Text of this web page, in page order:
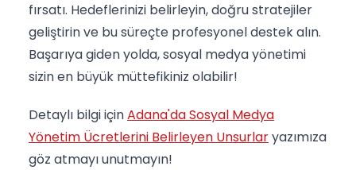
fırsatı. Hedeflerinizi belirleyin, doğru stratejiler
geliştirin ve bu süreçte profesyonel destek alın.
Başarıya giden yolda, sosyal medya yönetimi
sizin en büyük müttefikiniz olabilir!
Detaylı bilgi içinAdana'da Sosyal Medya
Yönetim Ücretlerini Belirleyen Unsurlaryazımıza
göz atmayı unutmayın!